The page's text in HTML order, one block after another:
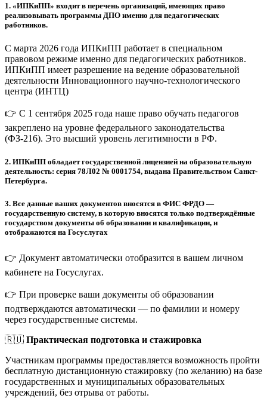
1. «ИПКиПП» входит в перечень организаций, имеющих право
реализовывать программы ДПО именно для педагогических
работников.
С марта 2026 года ИПКиПП работает в специальном
правовом режиме именно для педагогических работников.
ИПКиПП имеет разрешение на ведение образовательной
деятельности Инновационного научно-технологического
центра (ИНТЦ)
👉 С 1 сентября 2025 года наше право обучать педагогов
закреплено на уровне федерального законодательства
(ФЗ-216). Это высший уровень легитимности в РФ.
2. ИПКиПП обладает государственной лицензией на образовательную
деятельность: серия 78Л02 № 0001754, выдана Правительством Санкт-
Петербурга.
3. Все данные ваших документов вносятся в ФИС ФРДО —
государственную систему, в которую вносятся только подтверждённые
государством документы об образовании и квалификации, и
отображаются на Госуслугах
👉 Документ автоматически отобразится в вашем личном
кабинете на Госуслугах.
👉 При проверке ваши документы об образовании
подтверждаются автоматически — по фамилии и номеру
через государственные системы.
🇷🇺 Практическая подготовка и стажировка
Участникам программы предоставляется возможность пройти
бесплатную дистанционную стажировку (по желанию) на базе
государственных и муниципальных образовательных
учреждений, без отрыва от работы.